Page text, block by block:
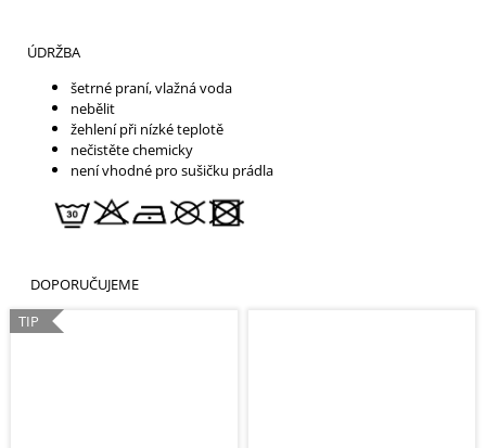
ÚDRŽBA
šetrné praní, vlažná voda
nebělit
žehlení při nízké teplotě
nečistěte chemicky
není vhodné pro sušičku prádla
DOPORUČUJEME
TIP